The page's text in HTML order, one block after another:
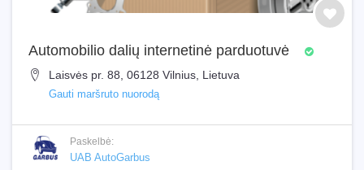
Automobilio dalių internetinė parduotuvė
Laisvės pr. 88, 06128 Vilnius, Lietuva
Gauti maršruto nuorodą
Paskelbė:
UAB AutoGarbus